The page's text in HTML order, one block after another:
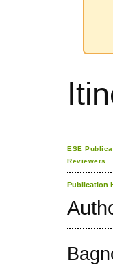
ESE
Reviewers
Publication